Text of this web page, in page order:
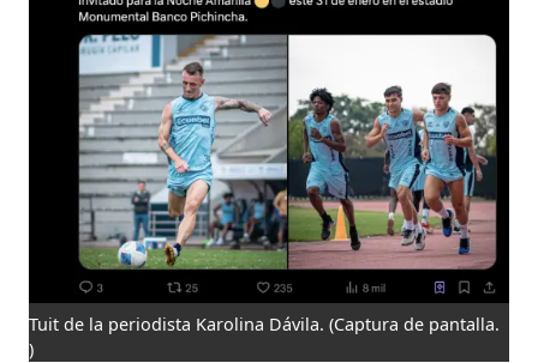
Tuit de la periodista Karolina Dávila. (Captura de pantalla.
)